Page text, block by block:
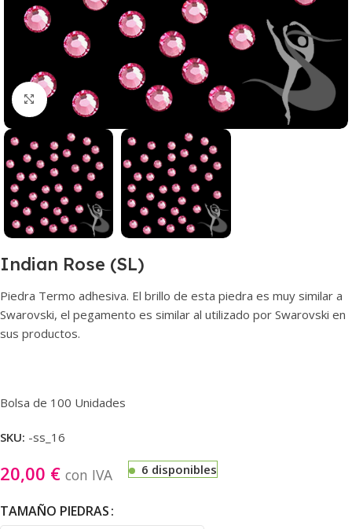
Haga clic para ampliar
Indian Rose (SL)
Piedra Termo adhesiva. El brillo de esta piedra es muy similar a
Swarovski, el pegamento es similar al utilizado por Swarovski en
sus productos.
Bolsa de 100 Unidades
SKU: -ss_16
20,00 € con IVA 6 disponibles
TAMAÑO PIEDRAS